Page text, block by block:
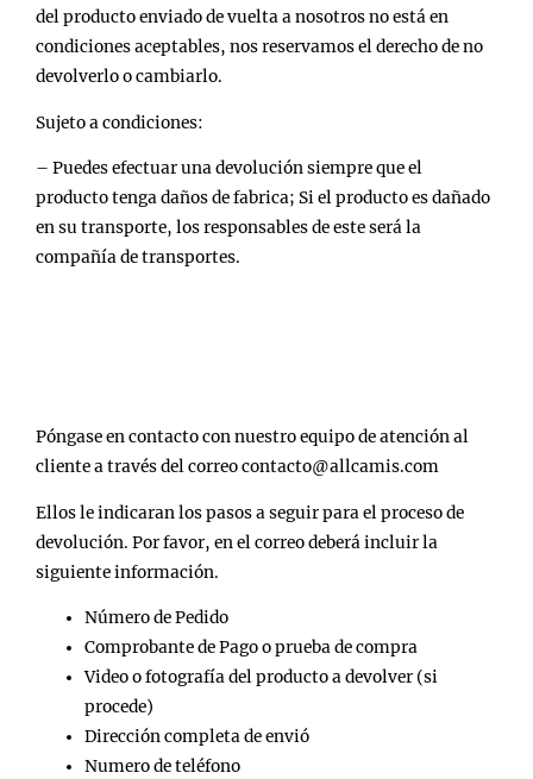
del producto enviado de vuelta a nosotros no está en
condiciones aceptables, nos reservamos el derecho de no
devolverlo o cambiarlo.
Sujeto a condiciones:
– Puedes efectuar una devolución siempre que el
producto tenga daños de fabrica; Si el producto es dañado
en su transporte, los responsables de este será la
compañía de transportes.
Póngase en contacto con nuestro equipo de atención al
cliente a través del correo contacto@allcamis.com
Ellos le indicaran los pasos a seguir para el proceso de
devolución. Por favor, en el correo deberá incluir la
siguiente información.
Número de Pedido
Comprobante de Pago o prueba de compra
Video o fotografía del producto a devolver (si
procede)
Dirección completa de envió
Numero de teléfono